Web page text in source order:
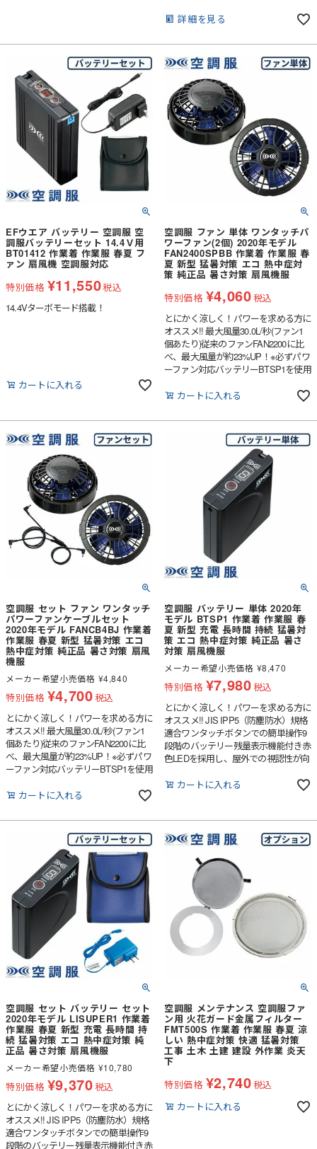
ん）■9段階のバッテリー残量表示機
詳細を見る
EFウエア バッテリー 空調服 空
調服バッテリーセット 14.4Ｖ用
BT01412 作業着 作業服 春夏 フ
ァン 扇風機 空調服対応
特別価格 ¥11,550税込
14.4Vターボモード搭載！
カートに入れる
空調服 ファン 単体 ワンタッチパ
ワーファン(2個) 2020年モデル
FAN2400SPBB 作業着 作業服 春
夏 新型 猛暑対策 エコ 熱中症対
策 純正品 暑さ対策 扇風機服
特別価格 ¥4,060税込
とにかく涼しく！パワーを求める方に
オススメ!! 最大風量30.0L/秒(ファン1
個あたり)従来のファンFAN2200に比
べ、最大風量が約23%UP！※必ずパワ
ーファン対応バッテリーBTSP1を使用
すると不具合が起こる場合がありま
カートに入れる
空調服 セット ファン ワンタッチ
パワーファンケーブルセット
2020年モデル FANCB4BJ 作業着
作業服 春夏 新型 猛暑対策 エコ
熱中症対策 純正品 暑さ対策 扇風
機服
メーカー希望小売価格 ¥4,840
特別価格 ¥4,700税込
とにかく涼しく！パワーを求める方に
オススメ!! 最大風量30.0L/秒(ファン1
個あたり)従来のファンFAN2200に比
べ、最大風量が約23%UP！※必ずパワ
ーファン対応バッテリーBTSP1を使用
すると不具合が起こる場合がありま
カートに入れる
空調服 バッテリー 単体 2020年
モデル BTSP1 作業着 作業服 春
夏 新型 充電 長時間 持続 猛暑対
策 エコ 熱中症対策 純正品 暑さ
対策 扇風機服
メーカー希望小売価格 ¥8,470
特別価格 ¥7,980税込
とにかく涼しく！パワーを求める方に
オススメ!! JIS IPP5（防塵防水）規格
適合ワンタッチボタンでの簡単操作9
段階のバッテリー残量表示機能付き赤
色LEDを採用し、屋外での視認性が向
FAN2400SPBBをご使用になる場合は
み合わせで使用すると不具合が起こる
場合があります。
カートに入れる
空調服 セット バッテリー セット
2020年モデル LISUPER1 作業着
作業服 春夏 新型 充電 長時間 持
続 猛暑対策 エコ 熱中症対策 純
正品 暑さ対策 扇風機服
メーカー希望小売価格 ¥10,780
特別価格 ¥9,370税込
とにかく涼しく！パワーを求める方に
オススメ!! JIS IPP5（防塵防水）規格
適合ワンタッチボタンでの簡単操作9
段階のバッテリー残量表示機能付き赤
空調服 メンテナンス 空調服ファ
ン用 火花ガード金属フィルター
FMT500S 作業着 作業服 春夏 涼
しい 熱中症対策 快適 猛暑対策
工事 土木 土建 建設 外作業 炎天
下
特別価格 ¥2,740税込
カートに入れる